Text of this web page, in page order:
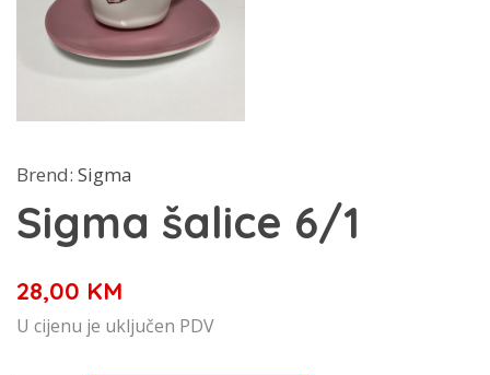
Brend: Sigma
Sigma šalice 6/1
28,00 KM
U cijenu je uključen PDV